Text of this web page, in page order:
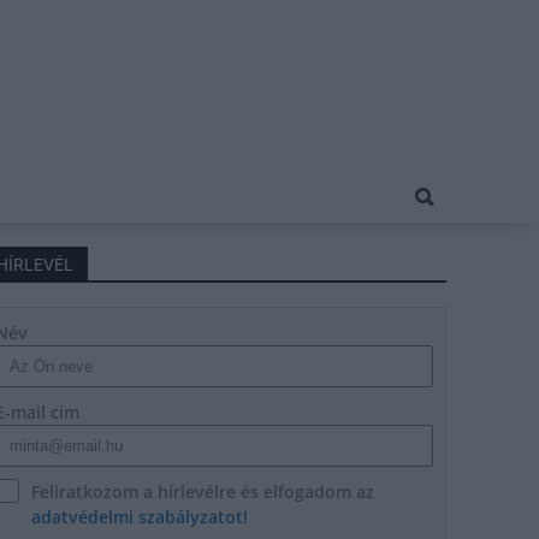
mail cím
Feliratkozom a hírlevélre és elfogadom az
adatvédelmi szabályzatot!